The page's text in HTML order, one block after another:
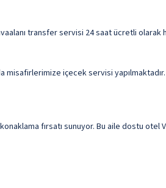
transfer servisi 24 saat ücretli
misafirlerimize içecek servisi yapılmaktadır.
fırsatı sunuyor. Bu aile dostu otel